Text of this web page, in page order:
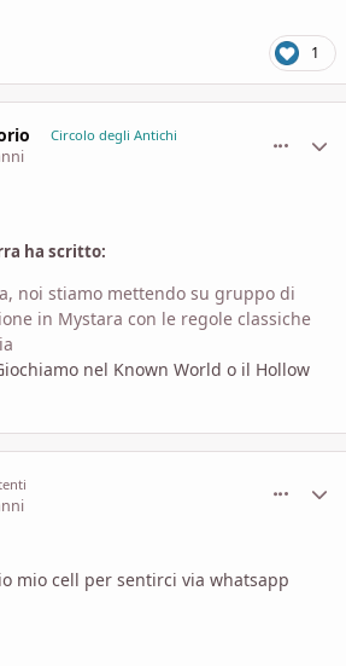
1
Circolo degli Antichi
ha scritto:
noi stiamo mettendo su gruppo di
in Mystara con le regole classiche
nel Known World o il Hollow
mio cell per sentirci via whatsapp